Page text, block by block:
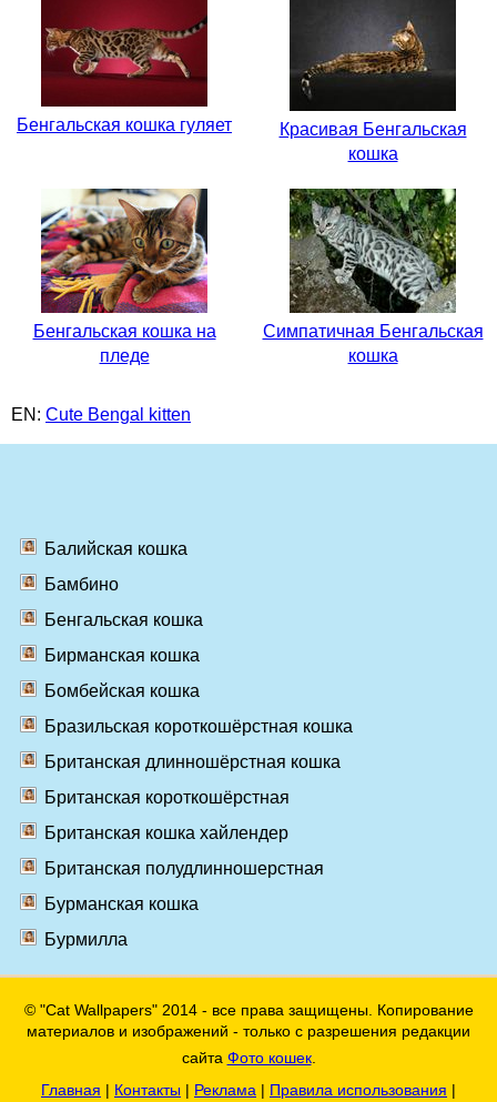
Бенгальская кошка гуляет
Красивая Бенгальская
кошка
Бенгальская кошка на
пледе
Симпатичная Бенгальская
кошка
EN: Cute Bengal kitten
Балийская кошка
Бамбино
Бенгальская кошка
Бирманская кошка
Бомбейская кошка
Бразильская короткошёрстная кошка
Британская длинношёрстная кошка
Британская короткошёрстная
Британская кошка хайлендер
Британская полудлинношерстная
Бурманская кошка
Бурмилла
© "Cat Wallpapers" 2014 - все права защищены. Копирование
материалов и изображений - только с разрешения редакции
сайта Фото кошек.
Главная | Контакты | Реклама | Правила использования |